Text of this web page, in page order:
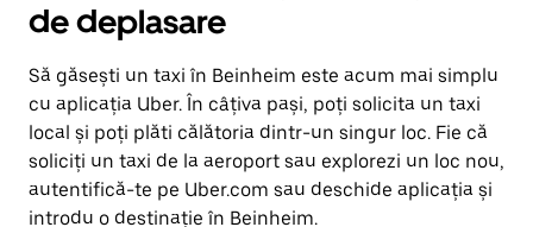
de deplasare
Să găsești un taxi în Beinheim este acum mai simplu
cu aplicația Uber. În câțiva pași, poți solicita un taxi
local și poți plăti călătoria dintr-un singur loc. Fie că
soliciți un taxi de la aeroport sau explorezi un loc nou,
autentifică-te pe Uber.com sau deschide aplicația și
introdu o destinație în Beinheim.